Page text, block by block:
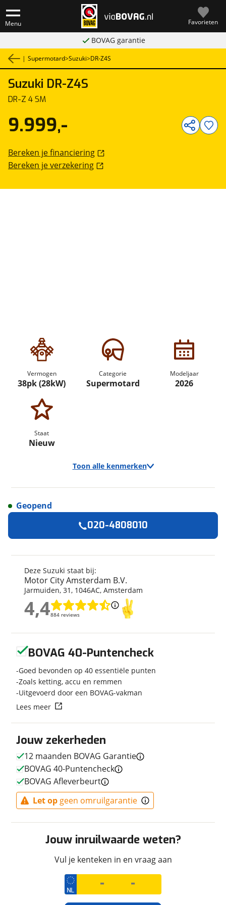
Menu Favorieten
BOVAG garantie
| Supermotard>Suzuki>DR-Z4S
Suzuki DR-Z4S
DR-Z 4 SM
Vermogen
38pk (28kW)
Categorie
Supermotard
Modeljaar
2026
Staat
Nieuw
Toon alle kenmerken
Merk
Suzuki
Model
DR-Z4S
Bouwjaar
Modeljaar
2026
Categorie
Supermotard
Geschikt voor
A2 rijbewijs
Nieuw of occasion
Nieuw
Techniek
Transmissie
Afmetingen en gewicht
Maximaal toelaatbaar
gewicht
Uiterlijk
Zwart
9.999,-
Bereken je financiering
Bereken je verzekering
Deze Suzuki staat bij:
Motor City Amsterdam B.V.
Jarmuiden, 31, 1046AC, Amsterdam
4,4884 reviews
4,4
Geopend
020-4808010
Jouw zekerheden
12 maanden BOVAG Garantie
BOVAG 40-Puntencheck
BOVAG Afleverbeurt
Let op geen omruilgarantie
Jouw inruilwaarde weten?
Vul je kenteken in en vraag aan
BOVAG 40-Puntencheck
Goed bevonden op 40 essentiële punten
Zoals ketting, accu en remmen
Uitgevoerd door een BOVAG-vakman
Lees meer